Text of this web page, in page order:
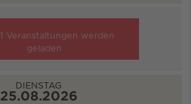
1 Veranstaltungen werden
geladen
DIENSTAG
25.08.2026